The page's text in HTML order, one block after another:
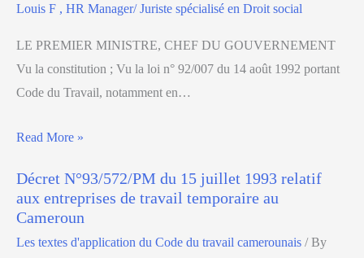
Louis F , HR Manager/ Juriste spécialisé en Droit social
LE PREMIER MINISTRE, CHEF DU GOUVERNEMENT
Vu la constitution ; Vu la loi n° 92/007 du 14 août 1992 portant
Code du Travail, notamment en…
Read More »
Décret N°93/572/PM du 15 juillet 1993 relatif
aux entreprises de travail temporaire au
Cameroun
Les textes d'application du Code du travail camerounais / By